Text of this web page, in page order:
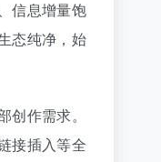
信息增量饱
态纯净，始
作需求。
接插入等全